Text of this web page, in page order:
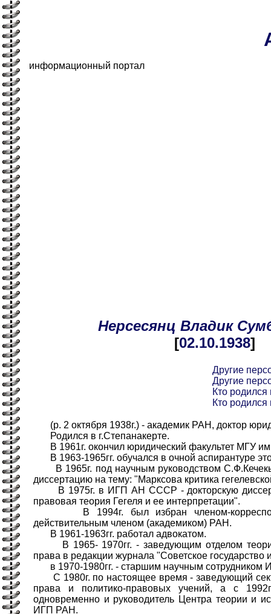
информационный портал
Нерсесянц Владик
[02.10.1938]
Другие
Другие
Кто родился
Кто родился
(р. 2 октября 1938г.) - академик РАН, доктор
Родился в г.Степанакерте.
В 1961г. окончил юридический факультет МГУ
В 1963-1965гг. обучался в очной аспирантуре
В 1965г. под научным руководством
диссертацию на тему: "Марксова критика
В 1975г. в ИГП АН СССР - докторскую
правовая теория Гегеля и ее интерпретации".
В 1994г. был избран членом-
действительным членом (академиком) РАН.
В 1961-1963гг. работал адвокатом.
В 1965- 1970гг. - заведующим отделом
права в редакции журнала "Советское государство
в 1970-1980гг. - старшим научным
С 1980г. по настоящее время - заведующий
права и политико-правовых учений, а с
одновременно и руководитель Центра теории и
ИГП РАН.